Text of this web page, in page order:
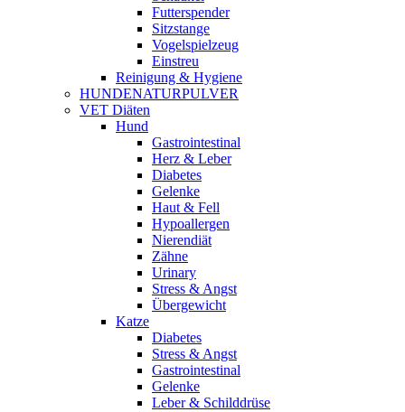
Futterspender
Sitzstange
Vogelspielzeug
Einstreu
Reinigung & Hygiene
HUNDENATURPULVER
VET Diäten
Hund
Gastrointestinal
Herz & Leber
Diabetes
Gelenke
Haut & Fell
Hypoallergen
Nierendiät
Zähne
Urinary
Stress & Angst
Übergewicht
Katze
Diabetes
Stress & Angst
Gastrointestinal
Gelenke
Leber & Schilddrüse